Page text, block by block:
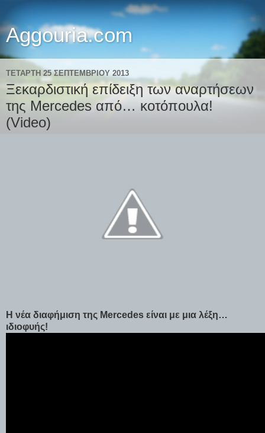
Aggouria.com
ΤΕΤΆΡΤΗ 25 ΣΕΠΤΕΜΒΡΊΟΥ 2013
Ξεκαρδιστική επίδειξη των αναρτήσεων
της Mercedes από… κοτόπουλα!
(Video)
Η νέα διαφήμιση της Mercedes είναι με μια λέξη…
ιδιοφυής!